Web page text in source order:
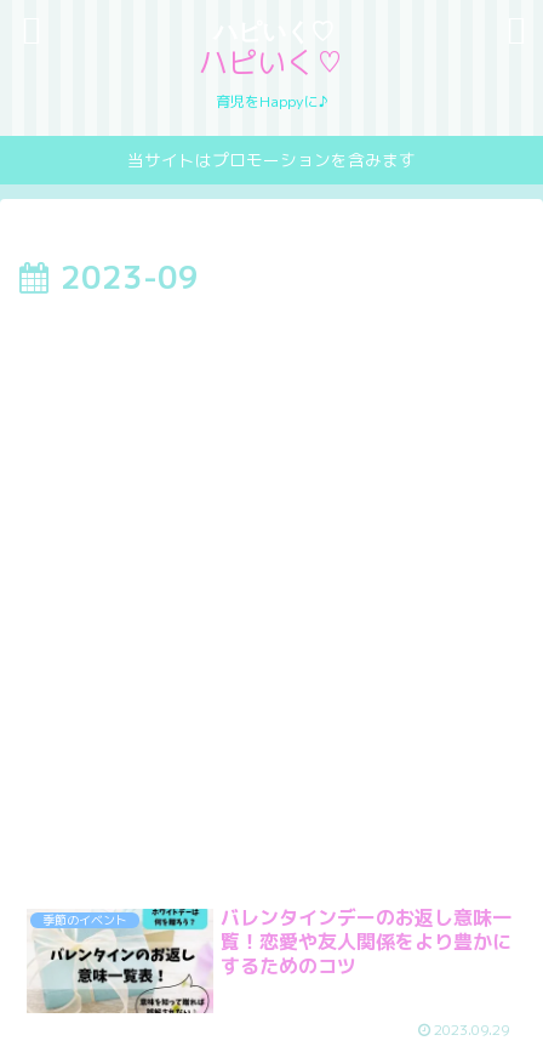
ハピいく♡
育児をHappyに♪
当サイトはプロモーションを含みます
2023-09
季節のイベント
バレンタインデーのお返し意味一
覧！恋愛や友人関係をより豊かに
するためのコツ
2023.09.29